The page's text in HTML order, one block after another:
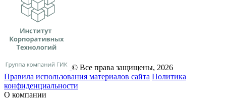
© Все права защищены, 2026
Правила использования материалов сайта Политика
конфиденциальности
О компании